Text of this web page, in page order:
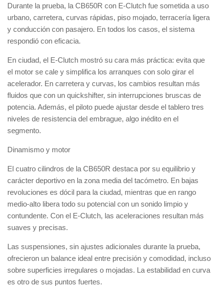
Durante la prueba, la CB650R con E-Clutch fue sometida a uso
urbano, carretera, curvas rápidas, piso mojado, terracería ligera
y conducción con pasajero. En todos los casos, el sistema
respondió con eficacia.
En ciudad, el E-Clutch mostró su cara más práctica: evita que
el motor se cale y simplifica los arranques con solo girar el
acelerador. En carretera y curvas, los cambios resultan más
fluidos que con un quickshifter, sin interrupciones bruscas de
potencia. Además, el piloto puede ajustar desde el tablero tres
niveles de resistencia del embrague, algo inédito en el
segmento.
Dinamismo y motor
El cuatro cilindros de la CB650R destaca por su equilibrio y
carácter deportivo en la zona media del tacómetro. En bajas
revoluciones es dócil para la ciudad, mientras que en rango
medio-alto libera todo su potencial con un sonido limpio y
contundente. Con el E-Clutch, las aceleraciones resultan más
suaves y precisas.
Las suspensiones, sin ajustes adicionales durante la prueba,
ofrecieron un balance ideal entre precisión y comodidad, incluso
sobre superficies irregulares o mojadas. La estabilidad en curva
es otro de sus puntos fuertes.